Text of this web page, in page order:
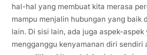
hal-hal yang membuat kita merasa
mampu menjalin hubungan yang baik
lain. Di sisi lain, ada juga aspek-
mengganggu kenyamanan diri sendiri